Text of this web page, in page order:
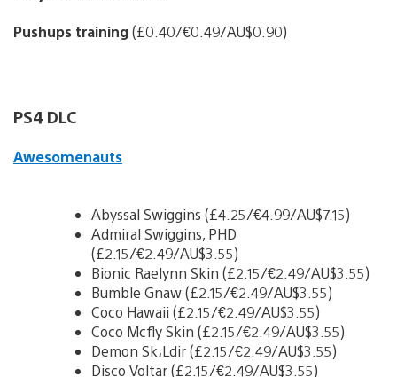
Pushups training(£0.40/€0.49/AU$0.90)
PS4 DLC
Awesomenauts
Abyssal Swiggins (£4.25/€4.99/AU$7.15)
Admiral Swiggins, PHD
(£2.15/€2.49/AU$3.55)
Bionic Raelynn Skin (£2.15/€2.49/AU$3.55)
Bumble Gnaw (£2.15/€2.49/AU$3.55)
Coco Hawaii (£2.15/€2.49/AU$3.55)
Coco Mcfly Skin (£2.15/€2.49/AU$3.55)
Demon Sk،Ldir (£2.15/€2.49/AU$3.55)
Disco Voltar (£2.15/€2.49/AU$3.55)